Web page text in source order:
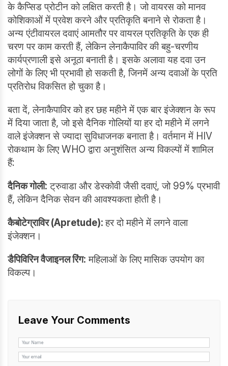
के कैप्सिड प्रोटीन को लक्षित करती है। जो वायरस को मानव
कोशिकाओं में प्रवेश करने और प्रतिकृति बनाने से रोकता है।
अन्य एंटीवायरल दवाएं आमतौर पर वायरल प्रतिकृति के एक ही
चरण पर काम करती हैं, लेकिन लेनाकैपाविर की बहु-चरणीय
कार्यप्रणाली इसे अनूठा बनाती है। इसके अलावा यह दवा उन
लोगों के लिए भी प्रभावी हो सकती है, जिनमें अन्य दवाओं के प्रति
प्रतिरोध विकसित हो चुका है।
बता दें, लेनाकैपाविर को हर छह महीने में एक बार इंजेक्शन के रूप
में दिया जाता है, जो इसे दैनिक गोलियों या हर दो महीने में लगने
वाले इंजेक्शन से ज्यादा सुविधाजनक बनाता है। वर्तमान में HIV
रोकथाम के लिए WHO द्वारा अनुशंसित अन्य विकल्पों में शामिल
हैं:
दैनिक गोली: ट्रुवाडा और डेस्कोवी जैसी दवाएं, जो 99% प्रभावी
हैं, लेकिन दैनिक सेवन की आवश्यकता होती है।
कैबोटेग्राविर (Apretude):हर दो महीने में लगने वाला
इंजेक्शन।
डैपिविरिन वैजाइनल रिंग: महिलाओं के लिए मासिक उपयोग का
विकल्प।
Leave Your Comments